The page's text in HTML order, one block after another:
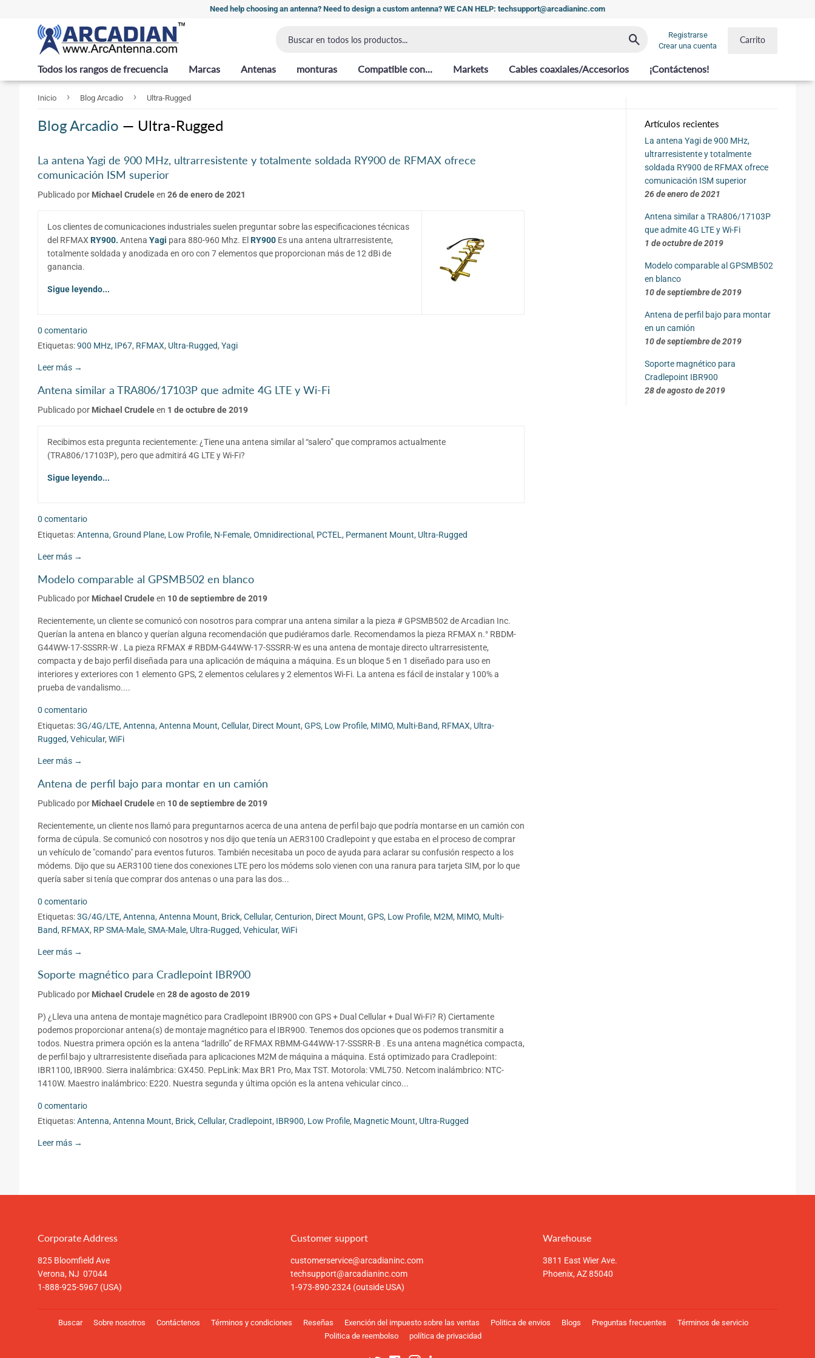
Need help choosing an antenna? Need to design a custom antenna? WE CAN HELP: techsupport@arcadianinc.com
Registrarse
Crear una cuenta
Carrito
Todos los rangos de frecuencia Marcas Antenas monturas Compatible con... Markets Cables coaxiales/Accesorios ¡Contáctenos!
Inicio › Blog Arcadio › Ultra-Rugged
Blog Arcadio — Ultra-Rugged
La antena Yagi de 900 MHz, ultrarresistente y totalmente soldada RY900 de RFMAX ofrece
comunicación ISM superior
Publicado por Michael Crudeleen 26 de enero de 2021
Los clientes de comunicaciones industriales suelen preguntar sobre las especificaciones técnicas
del RFMAX RY900. Antena Yagi para 880-960 Mhz. El RY900 Es una antena ultrarresistente,
totalmente soldada y anodizada en orocon 7 elementos que proporcionan más de 12 dBi de
ganancia.
Sigue leyendo...
0 comentario
Etiquetas:900 MHz, IP67, RFMAX, Ultra-Rugged, Yagi
Leer más →
Antena similar a TRA806/17103P que admite 4G LTE y Wi-Fi
Publicado por Michael Crudeleen 1 de octubre de 2019
Recibimos esta pregunta recientemente:¿Tiene una antena similar al “salero” que compramos actualmente
(TRA806/17103P), pero que admitirá 4G LTE y Wi-Fi?
Sigue leyendo...
0 comentario
Etiquetas:Antenna, Ground Plane, Low Profile, N-Female, Omnidirectional, PCTEL , Permanent Mount, Ultra-Rugged
Leer más →
Modelo comparable al GPSMB502 en blanco
Publicado por Michael Crudeleen 10 de septiembre de 2019
Recientemente, un cliente se comunicó con nosotros para comprar una antena similar a la pieza # GPSMB502 de Arcadian Inc.
Querían la antena en blanco y querían alguna recomendación que pudiéramos darle. Recomendamos la pieza RFMAX n.° RBDM-
G44WW-17-SSSRR-W . La pieza RFMAX # RBDM-G44WW-17-SSSRR-W es una antena de montaje directo ultrarresistente,
compacta y de bajo perfil diseñada para una aplicación de máquina a máquina. Es un bloque 5 en 1 diseñado para uso en
interiores y exteriores con 1 elemento GPS, 2 elementos celulares y 2 elementos Wi-Fi. La antena es fácil de instalar y 100% a
prueba de vandalismo....
0 comentario
Etiquetas:3G/4G/LTE, Antenna, Antenna Mount, Cellular, Direct Mount, GPS, Low Profile, MIMO, Multi-Band, RFMAX, Ultra-
Rugged, Vehicular, WiFi
Leer más →
Antena de perfil bajo para montar en un camión
Publicado por Michael Crudeleen 10 de septiembre de 2019
Recientemente, un cliente nos llamó para preguntarnos acerca de una antena de perfil bajo que podría montarse en un camión con
forma de cúpula. Se comunicó con nosotros y nos dijo que tenía un AER3100 Cradlepoint y que estaba en el proceso de comprar
un vehículo de "comando" para eventos futuros. También necesitaba un poco de ayuda para aclarar su confusión respecto a los
módems. Dijo que su AER3100 tiene dos conexiones LTE pero los módems solo vienen con una ranura para tarjeta SIM, por lo que
quería saber si tenía que comprar dos antenas o una para las dos...
0 comentario
Etiquetas:3G/4G/LTE, Antenna, Antenna Mount, Brick, Cellular, Centurion, Direct Mount, GPS, Low Profile, M2M, MIMO, Multi-
Band, RFMAX, RP SMA-Male, SMA-Male, Ultra-Rugged, Vehicular, WiFi
Leer más →
Soporte magnético para Cradlepoint IBR900
Publicado por Michael Crudeleen 28 de agosto de 2019
P) ¿Lleva una antena de montaje magnético para Cradlepoint IBR900 con GPS + Dual Cellular + Dual Wi-Fi? R) Ciertamente
podemos proporcionar antena(s) de montaje magnético para el IBR900. Tenemos dos opciones que os podemos transmitir a
todos. Nuestra primera opción es la antena “ladrillo” de RFMAX RBMM-G44WW-17-SSSRR-B . Es una antena magnética compacta,
de perfil bajo y ultrarresistente diseñada para aplicaciones M2M de máquina a máquina. Está optimizado para Cradlepoint:
IBR1100, IBR900. Sierra inalámbrica: GX450. PepLink: Max BR1 Pro, Max TST. Motorola: VML750. Netcom inalámbrico: NTC-
1410W. Maestro inalámbrico: E220. Nuestra segunda y última opción es la antena vehicular cinco...
0 comentario
Etiquetas:Antenna, Antenna Mount, Brick, Cellular, Cradlepoint, IBR900, Low Profile, Magnetic Mount, Ultra-Rugged
Leer más →
Artículos recientes
La antena Yagi de 900 MHz,
ultrarresistente y totalmente
soldada RY900 de RFMAX ofrece
comunicación ISM superior
26 de enero de 2021
Antena similar a TRA806/17103P
que admite 4G LTE y Wi-Fi
1 de octubre de 2019
Modelo comparable al GPSMB502
en blanco
10 de septiembre de 2019
Antena de perfil bajo para montar
en un camión
10 de septiembre de 2019
Soporte magnético para
Cradlepoint IBR900
28 de agosto de 2019
Corporate Address
825 Bloomfield Ave
Verona, NJ 07044
1-888-925-5967 (USA)
Customer support
customerservice@arcadianinc.com
techsupport@arcadianinc.com
1-973-890-2324 (outside USA)
Warehouse
3811 East Wier Ave.
Phoenix, AZ 85040
Buscar Sobre nosotros Contáctenos Términos y condiciones Reseñas Exención del impuesto sobre las ventas Politica de envios Blogs Preguntas frecuentes
Términos de servicio
Politica de reembolso
política de privacidad